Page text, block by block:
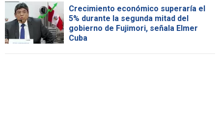
Crecimiento económico superaría el
5% durante la segunda mitad del
gobierno de Fujimori, señala Elmer
Cuba